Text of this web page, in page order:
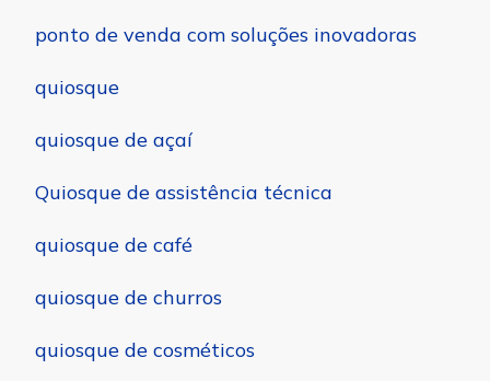
ponto de venda com soluções inovadoras
quiosque
quiosque de açaí
Quiosque de assistência técnica
quiosque de café
quiosque de churros
quiosque de cosméticos